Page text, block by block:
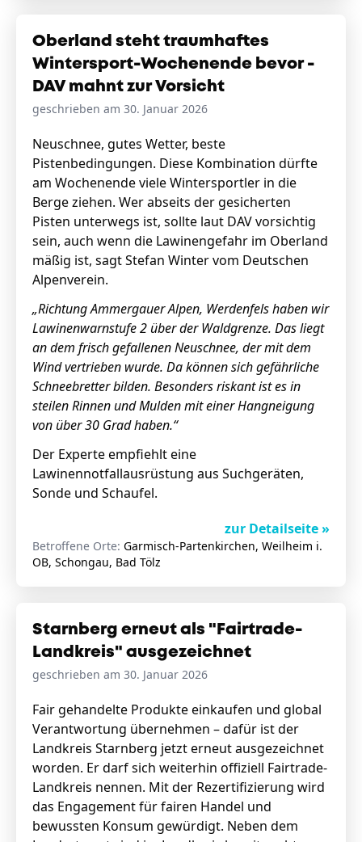
Oberland steht traumhaftes
Wintersport-Wochenende bevor -
DAV mahnt zur Vorsicht
geschrieben am 30. Januar 2026
Neuschnee, gutes Wetter, beste
Pistenbedingungen. Diese Kombination dürfte
am Wochenende viele Wintersportler in die
Berge ziehen. Wer abseits der gesicherten
Pisten unterwegs ist, sollte laut DAV vorsichtig
sein, auch wenn die Lawinengefahr im Oberland
mäßig ist, sagt Stefan Winter vom Deutschen
Alpenverein.
„Richtung Ammergauer Alpen, Werdenfels haben wir
Lawinenwarnstufe 2 über der Waldgrenze. Das liegt
an dem frisch gefallenen Neuschnee, der mit dem
Wind vertrieben wurde. Da können sich gefährliche
Schneebretter bilden. Besonders riskant ist es in
steilen Rinnen und Mulden mit einer Hangneigung
von über 30 Grad haben.“
Der Experte empfiehlt eine
Lawinennotfallausrüstung aus Suchgeräten,
Sonde und Schaufel.
zur Detailseite »
Betroffene Orte: Garmisch-Partenkirchen, Weilheim i.
OB, Schongau, Bad Tölz
Starnberg erneut als "Fairtrade-
Landkreis" ausgezeichnet
geschrieben am 30. Januar 2026
Fair gehandelte Produkte einkaufen und global
Verantwortung übernehmen – dafür ist der
Landkreis Starnberg jetzt erneut ausgezeichnet
worden. Er darf sich weiterhin offiziell Fairtrade-
Landkreis nennen. Mit der Rezertifizierung wird
das Engagement für fairen Handel und
bewussten Konsum gewürdigt. Neben dem